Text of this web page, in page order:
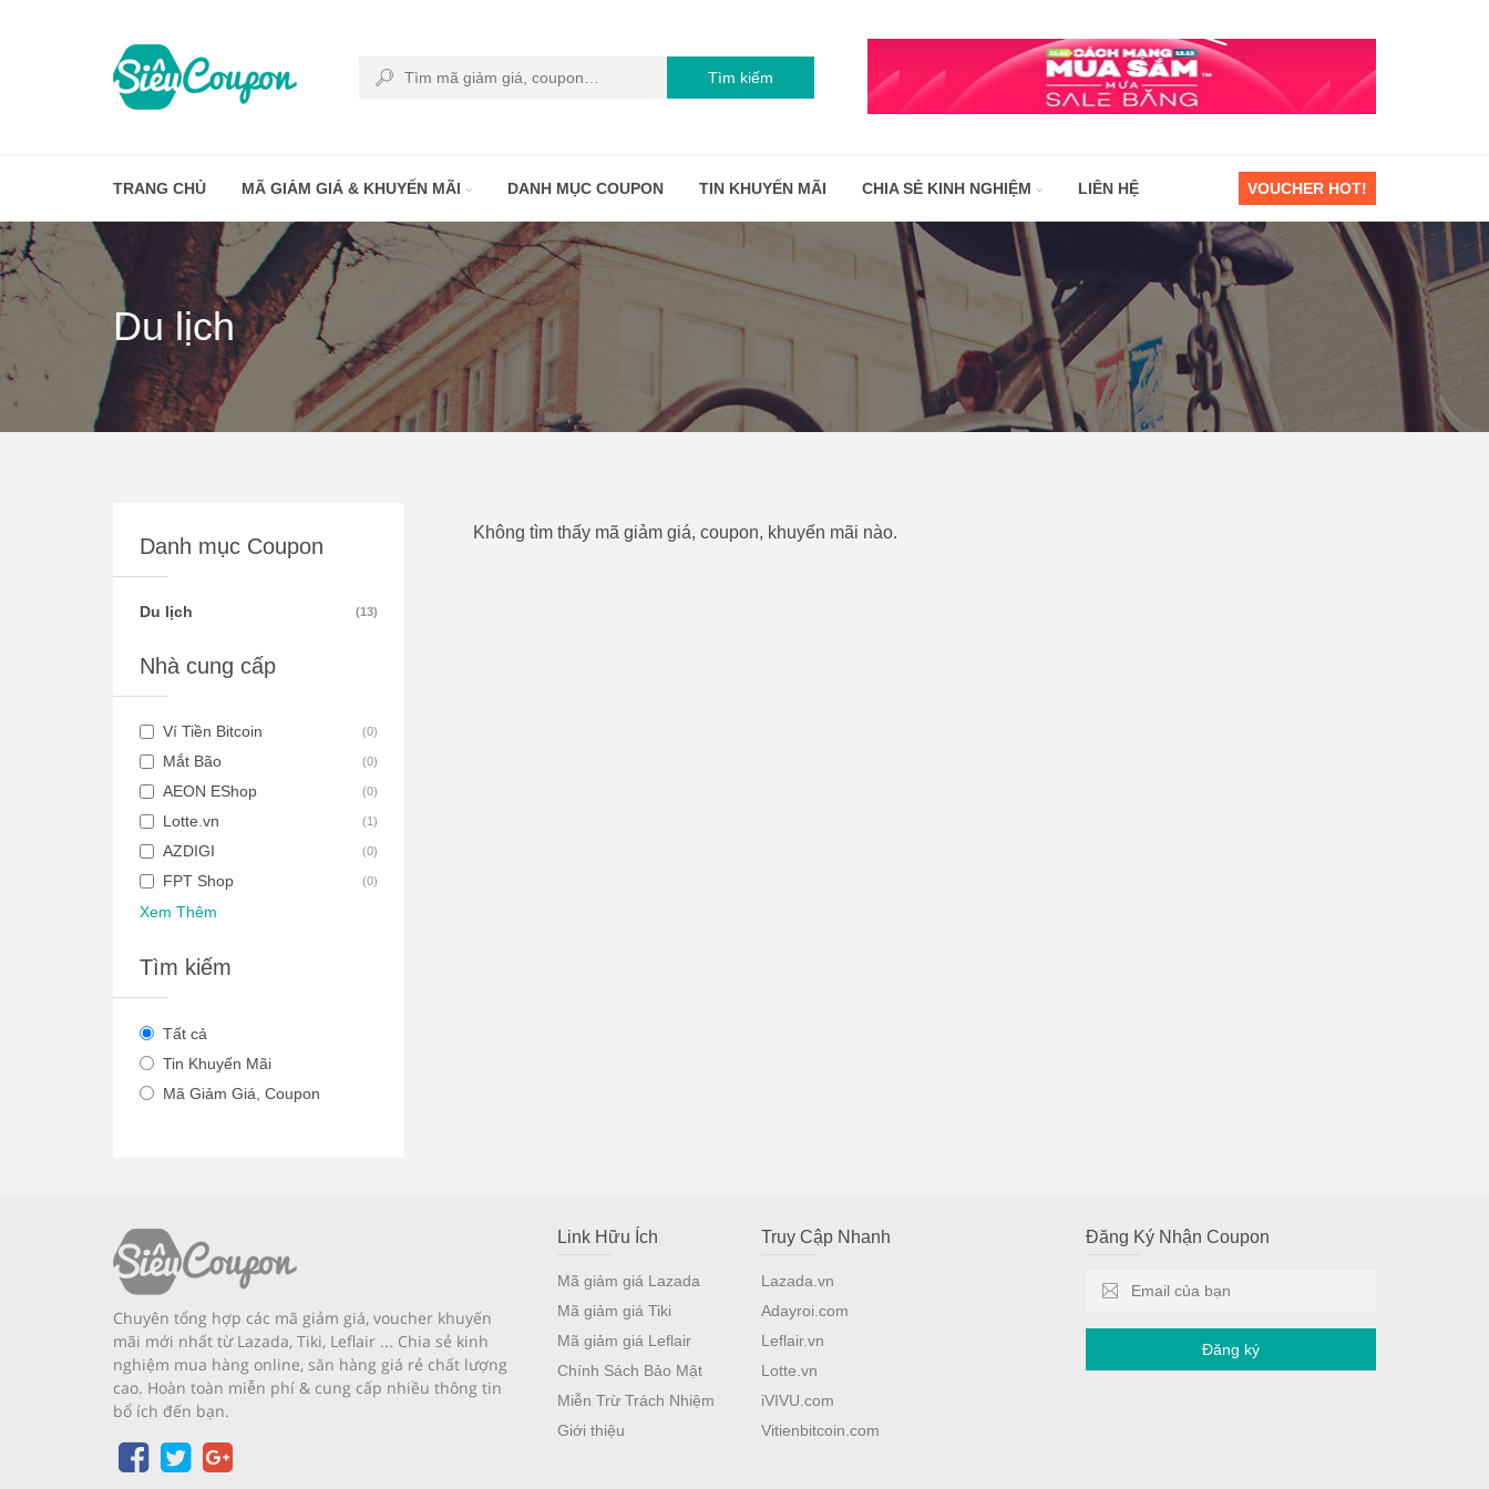
Tìm kiếm
TRANG CHỦ MÃ GIẢM GIÁ & KHUYẾN MÃI DANH MỤC COUPON TIN KHUYẾN MÃI CHIA SẺ KINH NGHIỆM LIÊN HỆ VOUCHER HOT!
Du lịch
Danh mục Coupon
Du lịch (13)
Nhà cung cấp
Ví Tiền Bitcoin (0)
Mắt Bão (0)
AEON EShop (0)
Lotte.vn (1 )
AZDIGI (0)
FPT Shop (0)
Xem Thêm
Tìm kiếm
Tất cả
Tin Khuyến Mãi
Mã Giảm Giá, Coupon
Không tìm thấy mã giảm giá, coupon, khuyến mãi nào.
Chuyên tổng hợp các mã giảm giá, voucher khuyến
mãi mới nhất từ Lazada, Tiki, Leflair ... Chia sẻ kinh
nghiệm mua hàng online, săn hàng giá rẻ chất lượng
cao. Hoàn toàn miễn phí & cung cấp nhiều thông tin
bổ ích đến bạn.
Link Hữu Ích
Mã giảm giá Lazada
Mã giảm giá Tiki
Mã giảm giá Leflair
Chính Sách Bảo Mật
Miễn Trừ Trách Nhiệm
Giới thiệu
Truy Cập Nhanh
Lazada.vn
Adayroi.com
Leflair.vn
Lotte.vn
iVIVU.com
Vitienbitcoin.com
Đăng Ký Nhận Coupon
Đăng ký